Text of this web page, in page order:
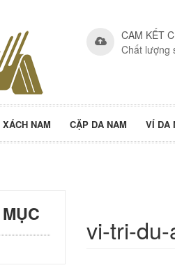
CAM KẾT
Chất lượng
XÁCH NAM CẶP DA NAM VÍ DA
vi-tri-